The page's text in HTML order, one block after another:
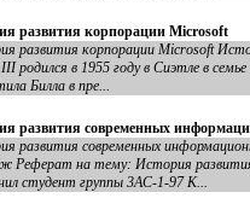
развития корпорации Microsoft
развития корпорации Microsoft
родился в 1955 году в Сиэтле в
Билла в пре...
развития современных
развития современных
Реферат на тему: История
студент группы 3АС-1-97 К...